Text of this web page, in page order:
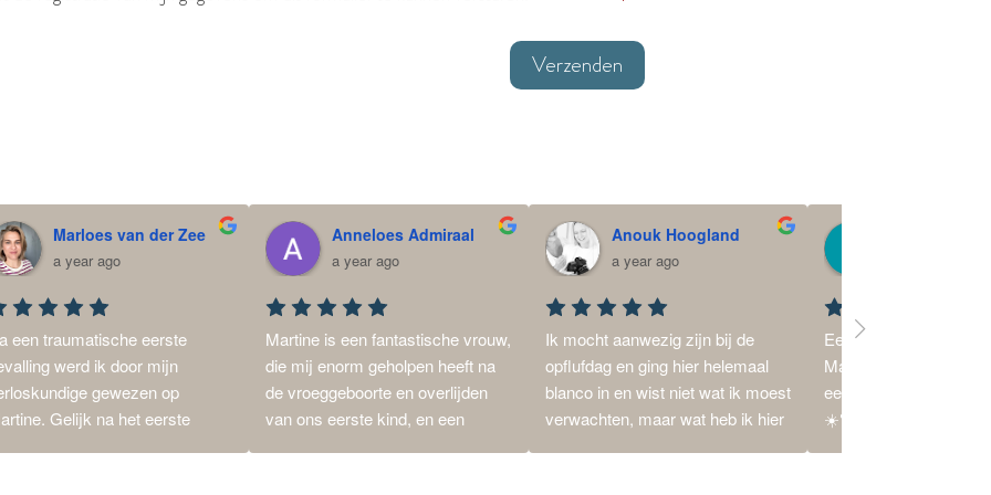
Marloes van der Zee
a year ago
een traumatische eerste
werd ik door mijn
gewezen op
Gelijk na het eerste
Anneloes Admiraal
a year ago
Martine is een fantastische vrouw,
die mij enorm geholpen heeft na
de vroeggeboorte en overlijden
van ons eerste kind, en een
Anouk Hoogland
a year ago
Ik mocht aanwezig zijn bij de
opflufdag en ging hier helemaal
blanco in en wist niet wat ik moest
verwachten, maar wat heb ik hier
Een dikke vette
Martine toe, het voelt
eerste moment als
☀️❣️:Na de geboorte